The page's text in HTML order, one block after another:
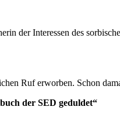
der Interessen des
Ruf erworben. Schon
der SED geduldet“